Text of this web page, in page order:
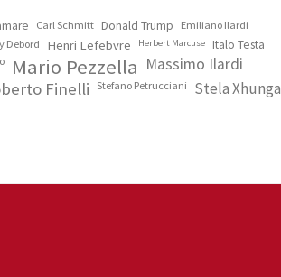
Carl Schmitt Donald Trump Emiliano Ilardi
Debord Henri Lefebvre Herbert Marcuse Italo Testa
Mario Pezzella Massimo Ilardi
Finelli Stefano Petrucciani
Stela Xhunga